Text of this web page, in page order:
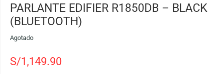
PARLANTE EDIFIER R1850DB – BLACK
(BLUETOOTH)
Agotado
S/1,149.90